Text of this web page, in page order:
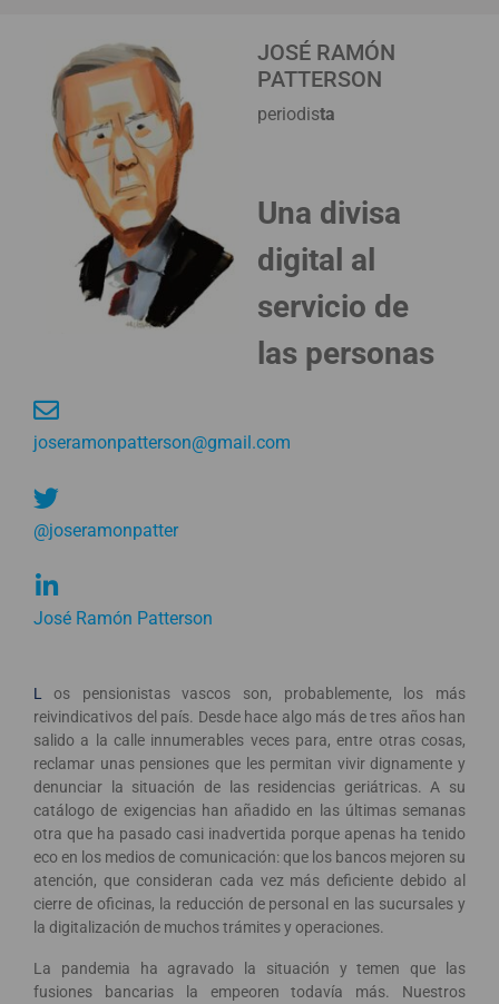
JOSÉ RAMÓN
PATTERSON
periodista
Una divisa
digital al
servicio de
las personas
joseramonpatterson@gmail.com
@joseramonpatter
José Ramón Patterson
L
os pensionistas vascos son, probablemente, los más
reivindicativos del país. Desde hace algo más de tres años han
salido a la calle innumerables veces para, entre otras cosas,
reclamar unas pensiones que les permitan vivir dignamente y
denunciar la situación de las residencias geriátricas. A su
catálogo de exigencias han añadido en las últimas semanas
otra que ha pasado casi inadvertida porque apenas ha tenido
eco en los medios de comunicación: que los bancos mejoren su
atención, que consideran cada vez más deficiente debido al
cierre de oficinas, la reducción de personal en las sucursales y
la digitalización de muchos trámites y operaciones.
La pandemia ha agravado la situación y temen que las
fusiones bancarias la empeoren todavía más. Nuestros